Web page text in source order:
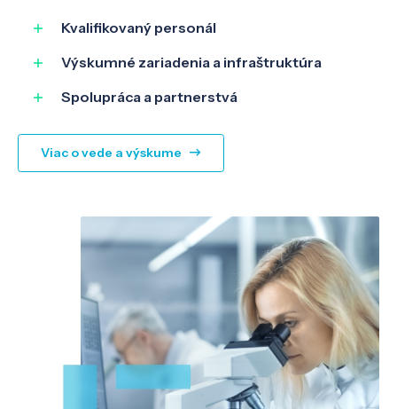
Kvalifikovaný personál
Výskumné zariadenia a infraštruktúra
Spolupráca a partnerstvá
Viac o vede a výskume